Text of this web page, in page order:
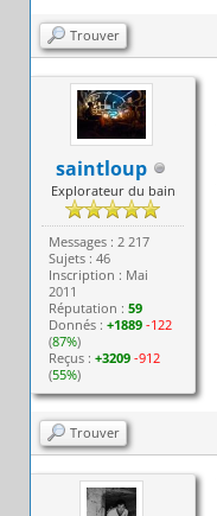
Trouver
saintloup
Explorateur du bain
Messages : 2 217
Sujets : 46
Inscription : Mai
2011
Réputation :59
Donnés :+1889 -122
(87%)
Reçus :+3209 -912
(55%)
Trouver